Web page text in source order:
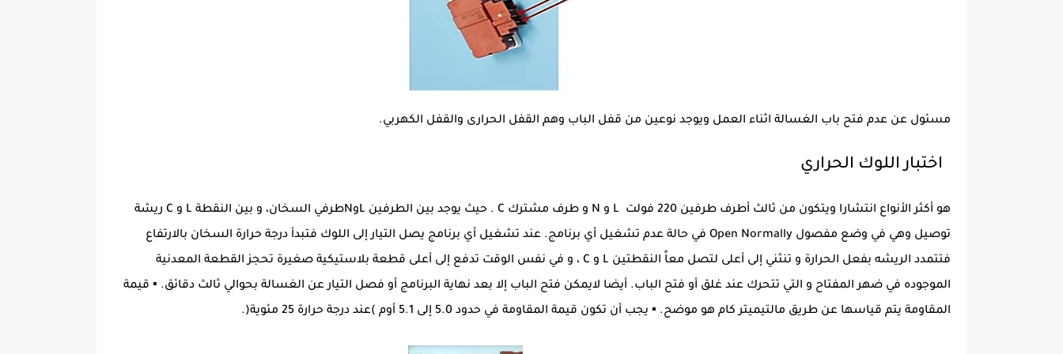
مسئول عن عدم فتح باب الغسالة اثناء العمل ويوجد نوعين من قفل الباب وهم القفل الحرارى والقفل الكهربي.
اختبار اللوك الحراري
هو أكثر الأنواع انتشارا ويتكون من ثالث أطرف طرفين 220 فولت L و N و طرف مشترك C . حيث يوجد بين الطرفين LوNطرفي السخان، و بين النقطة L و C ريشة
توصيل وهي في وضع مفصول Open Normally في حالة عدم تشغيل أي برنامج. عند تشغيل أي برنامج يصل التيار إلى اللوك فتبدأ درجة حرارة السخان بالارتفاع
فتتمدد الريشه بفعل الحرارة و تنثني إلى أعلى لتصل معاً النقطتين L و C ، و في نفس الوقت تدفع إلى أعلى قطعة بلاستيكية صغيرة تحجز القطعة المعدنية
الموجوده في ضهر المفتاح و التي تتحرك عند غلق أو فتح الباب. أيضا لايمكن فتح الباب إلا بعد نهاية البرنامج أو فصل التيار عن الغسالة بحوالي ثالث دقائق. ▪ قيمة
المقاومة يتم قياسها عن طريق مالتيميتر كام هو موضح. ▪ يجب أن تكون قيمة المقاومة في حدود 5.0 إلى 5.1 أوم )عند درجة حرارة 25 مئوية(.